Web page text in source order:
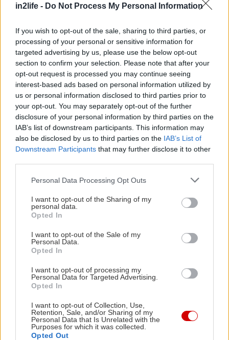
in2life - Do Not Process My Personal Information
If you wish to opt-out of the sale, sharing to third parties, or
processing of your personal or sensitive information for
targeted advertising by us, please use the below opt-out
section to confirm your selection. Please note that after your
opt-out request is processed you may continue seeing
interest-based ads based on personal information utilized by
us or personal information disclosed to third parties prior to
your opt-out. You may separately opt-out of the further
disclosure of your personal information by third parties on the
IAB’s list of downstream participants. This information may
also be disclosed by us to third parties on the IAB’s List of
Downstream Participants that may further disclose it to other
Please note that this website/app uses one or more Google
not limited to your visit or usage behaviour. You may click to
grant or deny consent to Google and its third-party tags to
use your data for below specified purposes in below Google
consent section.
Personal Data Processing Opt Outs
I want to opt-out of the Sharing of my
personal data.
Opted In
I want to opt-out of the Sale of my
Personal Data.
Opted In
I want to opt-out of processing my
Personal Data for Targeted Advertising.
Opted In
I want to opt-out of Collection, Use,
Retention, Sale, and/or Sharing of my
Personal Data that Is Unrelated with the
Purposes for which it was collected.
Opted Out